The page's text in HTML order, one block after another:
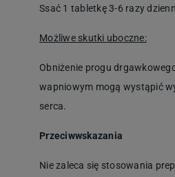
Ssać 1 tabletkę 3-6 razy
Możliwe skutki uboczne:
Obniżenie progu
wapniowym mogą wystąpić
serca.
Przeciwwskazania
Nie zaleca się stosowania